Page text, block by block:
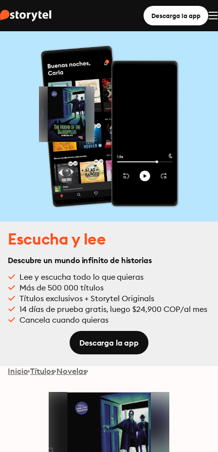
Descarga la app
Escucha y lee
Descubre un mundo infinito de historias
Lee y escucha todo lo que quieras
Más de 500 000 títulos
Títulos exclusivos + Storytel Originals
14 días de prueba gratis, luego $24,900 COP/al mes
Cancela cuando quieras
Descarga la app
Inicio Títulos Novelas